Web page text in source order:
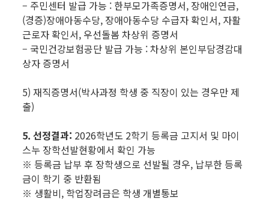
– 주민센터 발급 가능 : 한부모가족증명서, 장애인연금,
(경증)장애아동수당, 장애아동수당 수급자 확인서, 자활
근로자 확인서, 우선돌봄 차상위 증명서
– 국민건강보험공단 발급 가능 : 차상위 본인부담경감대
상자 증명서
5) 재직증명서(박사과정 학생 중 직장이 있는 경우만 제
출)
5. 선정결과: 2026학년도 2학기 등록금 고지서 및 마이
스누 장학선발현황에서 확인 가능
※ 등록금 납부 후 장학생으로 선발될 경우, 납부한 등록
금이 학기 중 반환됨
※ 생활비, 학업장려금은 학생 개별통보